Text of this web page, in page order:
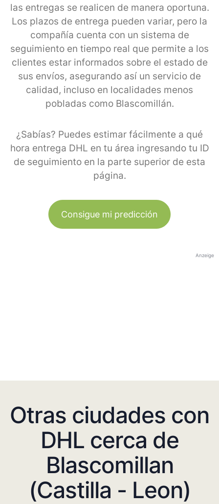
las entregas se realicen de manera oportuna.
Los plazos de entrega pueden variar, pero la
compañía cuenta con un sistema de
seguimiento en tiempo real que permite a los
clientes estar informados sobre el estado de
sus envíos, asegurando así un servicio de
calidad, incluso en localidades menos
pobladas como Blascomillán.
¿Sabías? Puedes estimar fácilmente a qué
hora entrega DHL en tu área ingresando tu ID
de seguimiento en la parte superior de esta
página.
Consigue mi predicción
Anzeige
Otras ciudades con
DHL cerca de
Blascomillan
(Castilla - Leon)